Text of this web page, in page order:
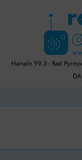
Hameln 99.3 - Bad